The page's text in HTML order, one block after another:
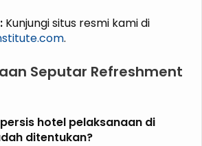
Kunjungi situs resmi kami di
.
Seputar Refreshment
hotel pelaksanaan di
ditentukan?